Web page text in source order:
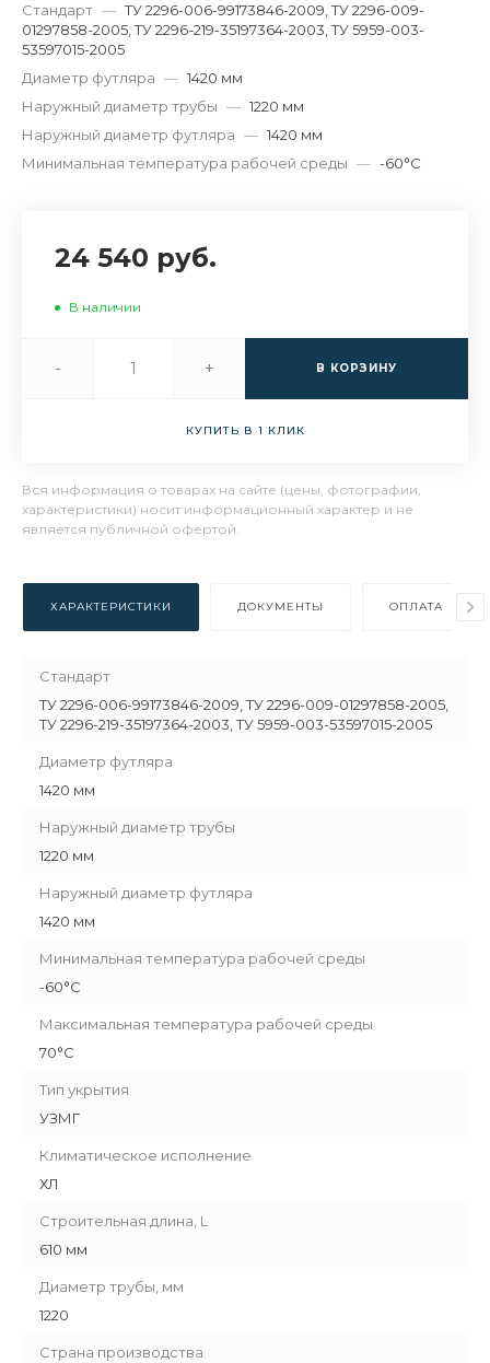
Стандарт — ТУ 2296-006-99173846-2009, ТУ 2296-009-
01297858-2005, ТУ 2296-219-35197364-2003, ТУ 5959-003-
53597015-2005
Диаметр футляра — 1420 мм
Наружный диаметр трубы — 1220 мм
Наружный диаметр футляра — 1420 мм
Минимальная температура рабочей среды — -60°С
24 540 руб.
В наличии
- + В КОРЗИНУ
КУПИТЬ В 1 КЛИК
Вся информация о товарах на сайте (цены, фотографии,
характеристики) носит информационный характер и не
является публичной офертой.
ХАРАКТЕРИСТИКИ ДОКУМЕНТЫ ОПЛАТА
Стандарт
ТУ 2296-006-99173846-2009, ТУ 2296-009-01297858-2005,
ТУ 2296-219-35197364-2003, ТУ 5959-003-53597015-2005
Диаметр футляра
1420 мм
Наружный диаметр трубы
1220 мм
Наружный диаметр футляра
1420 мм
Минимальная температура рабочей среды
-60°С
Максимальная температура рабочей среды
70°С
Тип укрытия
УЗМГ
Климатическое исполнение
ХЛ
Строительная длина, L
610 мм
Диаметр трубы, мм
1220
Страна производства